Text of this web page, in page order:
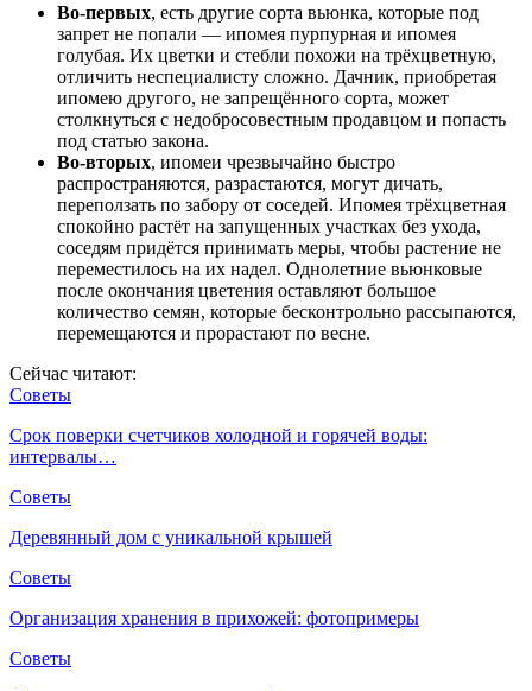
Во-первых, есть другие сорта вьюнка, которые под
запрет не попали — ипомея пурпурная и ипомея
голубая. Их цветки и стебли похожи на трёхцветную,
отличить неспециалисту сложно. Дачник, приобретая
ипомею другого, не запрещённого сорта, может
столкнуться с недобросовестным продавцом и попасть
под статью закона.
Во-вторых, ипомеи чрезвычайно быстро
распространяются, разрастаются, могут дичать,
переползать по забору от соседей. Ипомея трёхцветная
спокойно растёт на запущенных участках без ухода,
соседям придётся принимать меры, чтобы растение не
переместилось на их надел. Однолетние вьюнковые
после окончания цветения оставляют большое
количество семян, которые бесконтрольно рассыпаются,
перемещаются и прорастают по весне.
Сейчас читают:
Советы
Срок поверки счетчиков холодной и горячей воды:
интервалы…
Советы
Деревянный дом с уникальной крышей
Советы
Организация хранения в прихожей: фотопримеры
Советы